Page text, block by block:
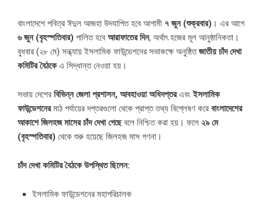
বাংলাদেশে পবিত্র ঈদুল আজহা উদযাপিত হবে আগামী ৭ জুন (শুক্রবার) । এর আগে
৬ জুন (বৃহস্পতিবার) পালিত হবে আরাফাতের দিন, অর্থাৎ হজের মূল আনুষ্ঠানিকতা।
বুধবার (২৮ মে) সন্ধ্যায় ইসলামিক ফাউন্ডেশনের সভাকক্ষে অনুষ্ঠিতজাতীয় চাঁদ দেখা
কমিটির বৈঠকেএ সিদ্ধান্ত নেওয়া হয়।
সভায় দেশের বিভিন্ন জেলা প্রশাসন, আবহাওয়া অধিদপ্তরএবংইসলামিক
ফাউন্ডেশনেরমাঠ পর্যায়ের দপ্তরগুলো থেকে প্রাপ্ত তথ্য বিশ্লেষণ করে বাংলাদেশের
আকাশে জিলহজ মাসের চাঁদ দেখা গেছেবলে নিশ্চিত করা হয়। ফলে ২৯ মে
(বৃহস্পতিবার) থেকে শুরু হয়েছে জিলহজ মাস গণনা।
চাঁদ দেখা কমিটির বৈঠকে উপস্থিত ছিলেন:
ইসলামিক ফাউন্ডেশনের মহাপরিচালক